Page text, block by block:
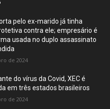
pelo ex-marido já tinha
contra ele; empresário é
usada no duplo assassinato
de 2024
do vírus da Covid, XEC é
em três estados brasileiros
de 2024